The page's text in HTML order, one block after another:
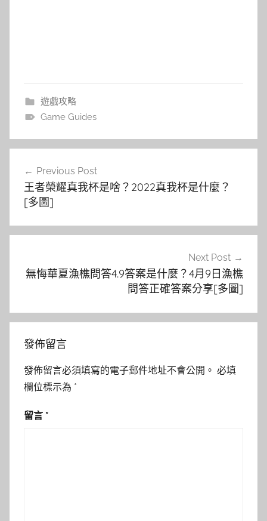
遊戲攻略
Game Guides
覽
Previous Post
王者榮耀真我杯是啥？2022真我杯是什麼？
[多圖]
Next Post
無悔華夏漁樵問答4.9答案是什麼？4月9日漁樵
問答正確答案分享[多圖]
發佈留言
發佈留言必須填寫的電子郵件地址不會公開。 必填
欄位標示為 *
留言 *